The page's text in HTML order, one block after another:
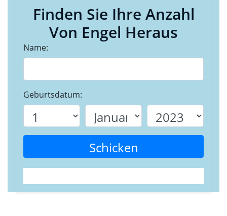
Finden Sie Ihre Anzahl
Von Engel Heraus
Name:
Geburtsdatum:
Schicken